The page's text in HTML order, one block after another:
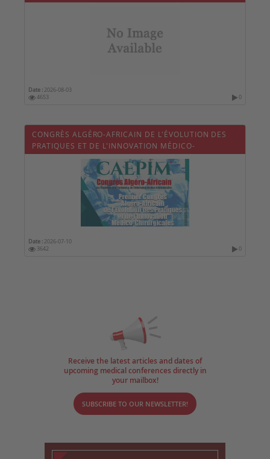
Date : 2026-08-03
4653
0
CONGRÈS ALGÉRO-AFRICAIN DE L'ÉVOLUTION DES
PRATIQUES ET DE L'INNOVATION MÉDICO-
CHIRURGICALES
Date : 2026-07-10
3642
0
Receive the latest articles and dates of
upcoming medical conferences directly in
your mailbox!
SUBSCRIBE TO OUR NEWSLETTER!